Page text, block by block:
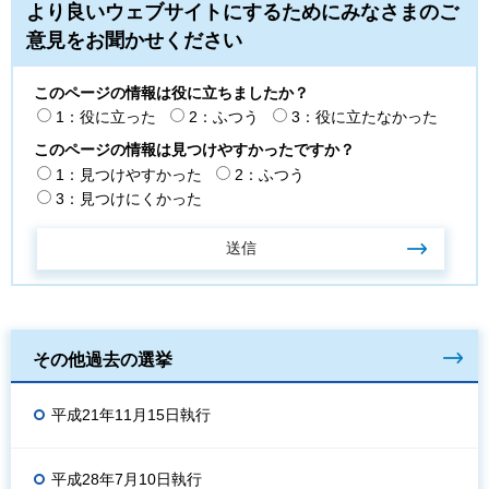
より良いウェブサイトにするためにみなさまのご
意見をお聞かせください
このページの情報は役に立ちましたか？
1：役に立った
2：ふつう
3：役に立たなかった
このページの情報は見つけやすかったですか？
1：見つけやすかった
2：ふつう
3：見つけにくかった
その他過去の選挙
平成21年11月15日執行
平成28年7月10日執行